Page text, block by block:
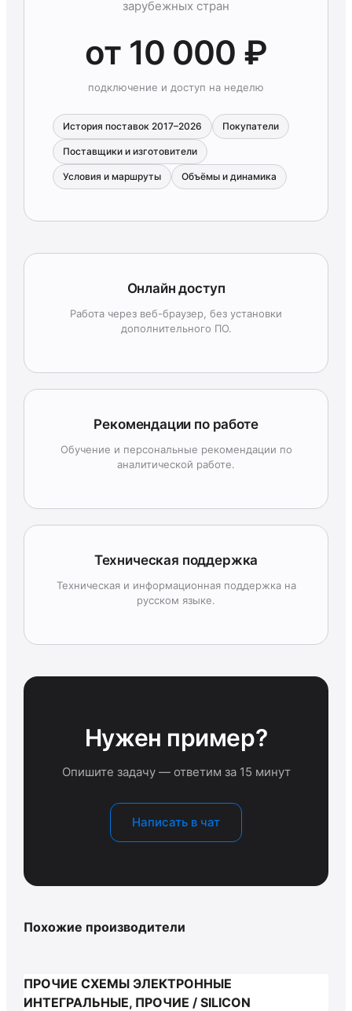
зарубежных стран
от 10 000 ₽
подключение и доступ на неделю
История поставок 2017–2026 Покупатели
Поставщики и изготовители
Условия и маршруты Объёмы и динамика
Онлайн доступ
Работа через веб-браузер, без установки
дополнительного ПО.
Рекомендации по работе
Обучение и персональные рекомендации по
аналитической работе.
Техническая поддержка
Техническая и информационная поддержка на
русском языке.
Нужен пример?
Опишите задачу — ответим за 15 минут
Написать в чат
Похожие производители
ПРОЧИЕ СХЕМЫ ЭЛЕКТРОННЫЕ
ИНТЕГРАЛЬНЫЕ, ПРОЧИЕ / SILICON